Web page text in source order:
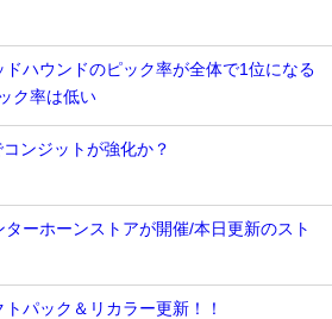
ドハウンドのピック率が全体で1位になる
ク率は低い
コンジットが強化か？
ターホーンストアが開催/本日更新のスト
トパック＆リカラー更新！！